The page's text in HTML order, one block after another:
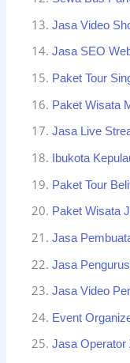
Jasa Video
Jasa SEO
Paket Tour
Paket Wisata
Jasa Live
Ibukota
Paket Tour
Paket Wisata
Jasa
Jasa
Jasa Video
Event
Jasa Operator